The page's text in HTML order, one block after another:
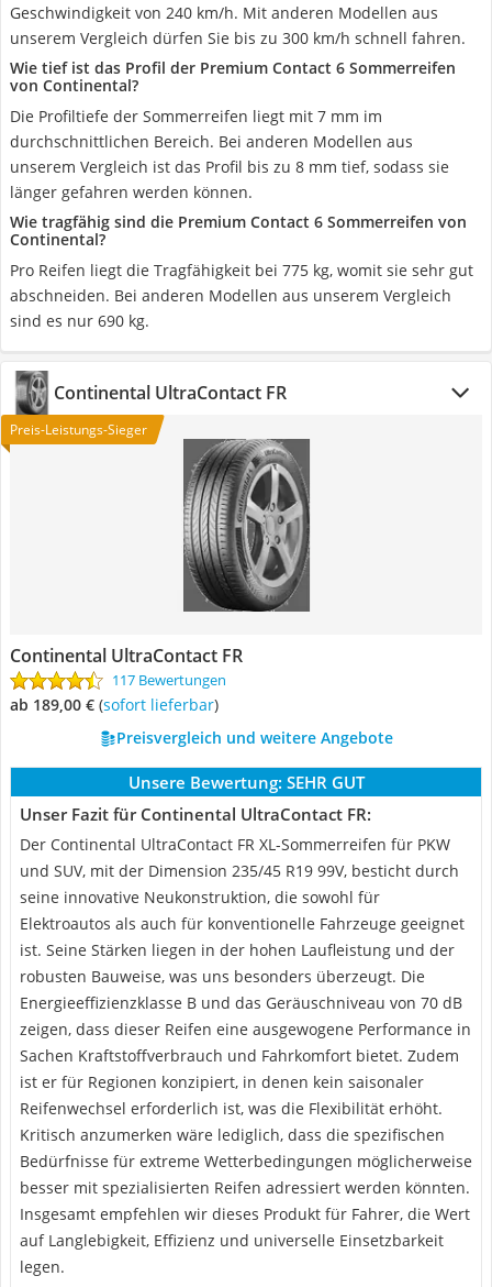
Geschwindigkeit von 240 km/h. Mit anderen Modellen aus
unserem Vergleich dürfen Sie bis zu 300 km/h schnell fahren.
Wie tief ist das Profil der Premium Contact 6 Sommerreifen
von Continental?
Die Profiltiefe der Sommerreifen liegt mit 7 mm im
durchschnittlichen Bereich. Bei anderen Modellen aus
unserem Vergleich ist das Profil bis zu 8 mm tief, sodass sie
länger gefahren werden können.
Wie tragfähig sind die Premium Contact 6 Sommerreifen von
Continental?
Pro Reifen liegt die Tragfähigkeit bei 775 kg, womit sie sehr gut
abschneiden. Bei anderen Modellen aus unserem Vergleich
sind es nur 690 kg.
Continental UltraContact FR
Preis-Leistungs-Sieger
Continental UltraContact FR
117 Bewertungen
ab 189,00 € ( Sofort lieferbar)
Preisvergleich und weitere Angebote
Unsere Bewertung: SEHR GUT
Unser Fazit für Continental UltraContact FR:
Der Continental UltraContact FR XL-Sommerreifen für PKW
und SUV, mit der Dimension 235/45 R19 99V, besticht durch
seine innovative Neukonstruktion, die sowohl für
Elektroautos als auch für konventionelle Fahrzeuge geeignet
ist. Seine Stärken liegen in der hohen Laufleistung und der
robusten Bauweise, was uns besonders überzeugt. Die
Energieeffizienzklasse B und das Geräuschniveau von 70 dB
zeigen, dass dieser Reifen eine ausgewogene Performance in
Sachen Kraftstoffverbrauch und Fahrkomfort bietet. Zudem
ist er für Regionen konzipiert, in denen kein saisonaler
Reifenwechsel erforderlich ist, was die Flexibilität erhöht.
Kritisch anzumerken wäre lediglich, dass die spezifischen
Bedürfnisse für extreme Wetterbedingungen möglicherweise
besser mit spezialisierten Reifen adressiert werden könnten.
Insgesamt empfehlen wir dieses Produkt für Fahrer, die Wert
auf Langlebigkeit, Effizienz und universelle Einsetzbarkeit
legen.